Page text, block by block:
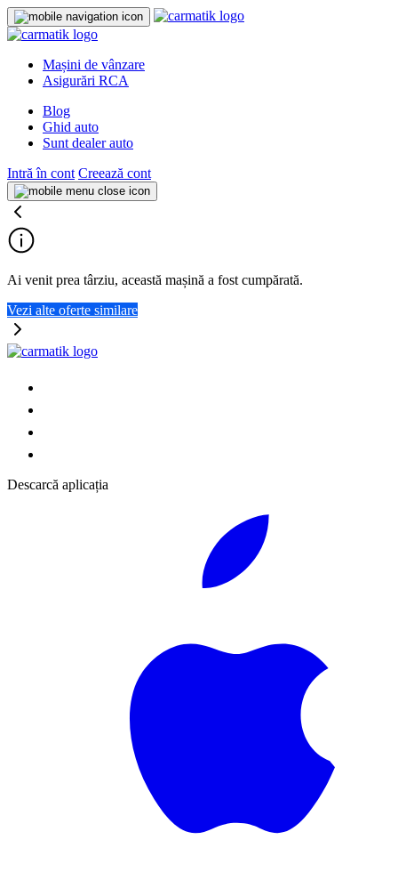
Mașini de vânzare
Asigurări RCA
Blog
Ghid auto
Sunt dealer auto
Intră în cont Creează cont
Ai venit prea târziu, această mașină a fost cumpărată.
Vezi alte oferte similare
Descarcă aplicația